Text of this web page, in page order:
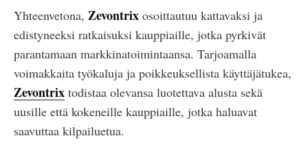
Yhteenvetona, Zevontrix osoittautuu kattavaksi ja
edistyneeksi ratkaisuksi kauppiaille, jotka pyrkivät
parantamaan markkinatoimintaansa. Tarjoamalla
voimakkaita työkaluja ja poikkeuksellista käyttäjätukea,
Zevontrix todistaa olevansa luotettava alusta sekä
uusille että kokeneille kauppiaille, jotka haluavat
saavuttaa kilpailuetua.